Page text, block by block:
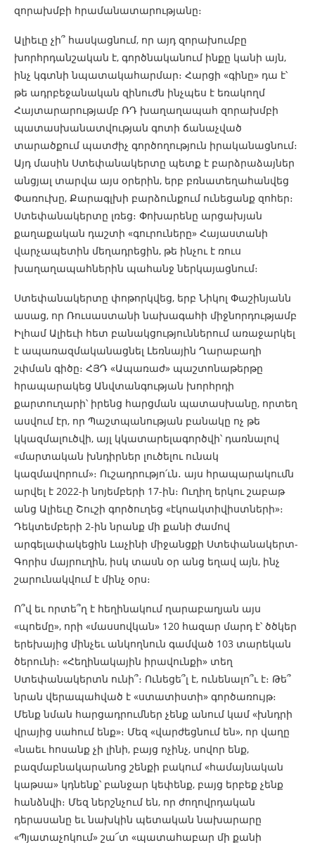
զորախմբի հրամանատարությանը։
Ալիեւը չի՞ հասկացնում, որ այդ զորախումբը
խորհրդանշական է, գործնականում ինքը կանի այն,
ինչ կգտնի նպատակահարմար։ Հարցի «գինը» դա է՝
թե ադրբեջանական զինուժն ինչպես է եռակողմ
Հայտարարությամբ ՌԴ խաղաղապահ զորախմբի
պատասխանատվության գոտի ճանաչված
տարածքում պատժիչ գործողություն իրականացնում։
Այդ մասին Ստեփանակերտը պետք է բարձրաձայներ
անցյալ տարվա այս օրերին, երբ բռնատեղահանվեց
Փառուխը, Քարագլխի բարձունքում ունեցանք զոհեր։
Ստեփանակերտը լռեց։ Փոխարենը արցախյան
քաղաքական դաշտի «գուրուները» Հայաստանի
վարչապետին մեղադրեցին, թե ինչու է ռուս
խաղաղապահներին պահանջ ներկայացնում։
Ստեփանակերտը փոթորկվեց, երբ Նիկոլ Փաշինյանն
ասաց, որ Ռուսաստանի նախագահի միջնորդությամբ
Իլհամ Ալիեւի հետ բանակցություններում առաջարկել
է ապառազմականացնել Լեռնային Ղարաբաղի
շփման գիծը։ ՀՅԴ «Ապառաժ» պաշտոնաթերթը
հրապարակեց Անվտանգության խորհրդի
քարտուղարի՝ իրենց հարցման պատասխանը, որտեղ
ասվում էր, որ Պաշտպանության բանակը ոչ թե
կկազմալուծվի, այլ կկատարելագործվի՝ դառնալով
«մարտական խնդիրներ լուծելու ունակ
կազմավորում»։ Ուշադրությո՛ւն․ այս հրապարակումն
արվել է 2022-ի նոյեմբերի 17-ին։ Ուղիղ երկու շաբաթ
անց Ալիեւը Շուշի գործուղեց «էկոակտիվիստների»։
Դեկտեմբերի 2-ին նրանք մի քանի ժամով
արգելափակեցին Լաչինի միջանցքի Ստեփանակերտ-
Գորիս մայրուղին, իսկ տասն օր անց եղավ այն, ինչ
շարունակվում է մինչ օրս։
Ո՞վ եւ որտե՞ղ է հեղինակում ղարաբաղյան այս
«պոեմը», որի «մասսովկան» 120 հազար մարդ է՝ ծծկեր
երեխայից մինչեւ անկողնուն գամված 103 տարեկան
ծերունի։ «Հեղինակային իրավունքի» տեղ
Ստեփանակերտն ունի՞։ Ունեցե՞լ է, ունենալո՞ւ է։ Թե՞
նրան վերապահված է «ստատիստի» գործառույթ։
Մենք նման հարցադրումներ չենք անում կամ «խնդրի
վրայից սահում ենք»։ Մեզ «վարժեցնում են», որ վաղը
«նաեւ հոսանք չի լինի, բայց ոչինչ, սովոր ենք,
բազմաբնակարանոց շենքի բակում «համայնական
կաթսա» կդնենք՝ բանջար կեփենք, բայց երբեք չենք
հանձնվի։ Մեզ ներշնչում են, որ ժողովրդական
դերասանը եւ նախկին պետական նախարարը
«Պյատաչոկում» շա՜տ «պատահաբար մի քանի